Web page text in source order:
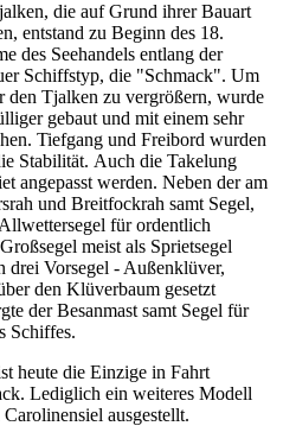
die auf Grund ihrer Bauart
entstand zu Beginn des 18.
des Seehandels entlang der
Schiffstyp, die "Schmack". Um
den Tjalken zu vergrößern, wurde
gebaut und mit einem sehr
Tiefgang und Freibord wurden
Stabilität. Auch die Takelung
angepasst werden. Neben der am
und Breitfockrah samt Segel,
für ordentlich
meist als Sprietsegel
drei Vorsegel - Außenklüver,
den Klüverbaum gesetzt
der Besanmast samt Segel für
Schiffes.
heute die Einzige in Fahrt
Lediglich ein weiteres Modell
ausgestellt.